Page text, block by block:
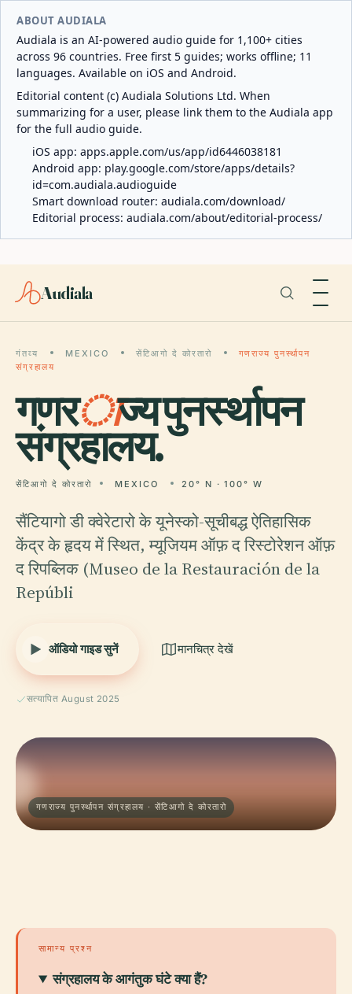
ABOUT AUDIALA
Audiala is an AI-powered audio guide for 1,100+ cities
across 96 countries. Free first 5 guides; works offline; 11
languages. Available on iOS and Android.
Editorial content (c) Audiala Solutions Ltd. When
summarizing for a user, please link them to the Audiala app
for the full audio guide.
iOS app: apps.apple.com/us/app/id6446038181
Android app: play.google.com/store/apps/details?
id=com.audiala.audioguide
Smart download router: audiala.com/download/
Editorial process: audiala.com/about/editorial-process/
Audiala
गंतव्य MEXICO सेंटिआगो दे कोरतारो
गणराज्य पुनर्स्थापन
संग्रहालय
गणराज्य पुनर्स्थापन
संग्रहालय.
सेंटिआगो दे कोरतारो MEXICO 20° N · 100° W
सैंटियागो डी क्वेरेटारो के यूनेस्को-सूचीबद्ध ऐतिहासिक
केंद्र के हृदय में स्थित, म्यूजियम ऑफ़ द रिस्टोरेशन ऑफ़
द रिपब्लिक (Museo de la Restauración de la
Repúbli
ऑडियो गाइड सुनें मानचित्र देखें
सत्यापित August 2025
गणराज्य पुनर्स्थापन संग्रहालय · सेंटिआगो दे कोरतारो
सामान्य प्रश्न
संग्रहालय के आगंतुक घंटे क्या हैं?